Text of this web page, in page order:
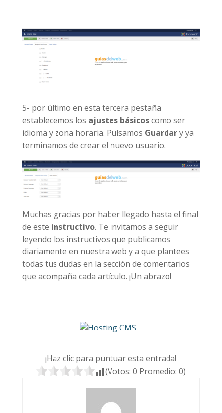
5- por último en esta tercera pestaña
establecemos los ajustes básicoscomo ser
idioma y zona horaria. Pulsamos Guardary ya
terminamos de crear el nuevo usuario.
Muchas gracias por haber llegado hasta el final
de este instructivo. Te invitamos a seguir
leyendo los instructivos que publicamos
diariamente en nuestra web y a que plantees
todas tus dudas en la sección de comentarios
que acompaña cada artículo. ¡Un abrazo!
¡Haz clic para puntuar esta entrada!
(Votos:0 Promedio:0)